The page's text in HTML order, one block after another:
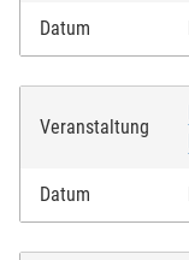
Datum
Veranstaltung
Datum